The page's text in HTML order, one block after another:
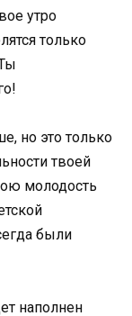
утро
только
но это только
твоей
молодость
были
наполнен